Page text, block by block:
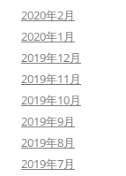
2020年2月
2020年1月
2019年12月
2019年11月
2019年10月
2019年9月
2019年8月
2019年7月